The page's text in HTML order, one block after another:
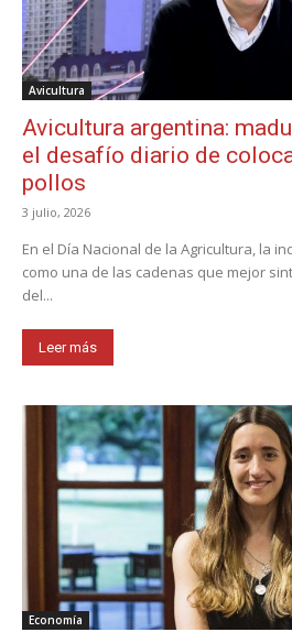
Avicultura
Avicultura argentina:
el desafío diario de
pollos
3 julio, 2026
En el Día Nacional de la Agricultura, la
como una de las cadenas que mejor
del...
Leer más
Economía